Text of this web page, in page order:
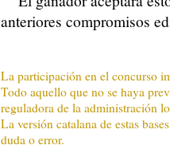
anteriores compromisos
La participación en el concurso
Todo aquello que no se haya
reguladora de la administración
La versión catalana de estas
duda o error.